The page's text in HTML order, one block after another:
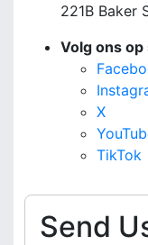
221B Baker
Volg ons op
X
TikTok
Send